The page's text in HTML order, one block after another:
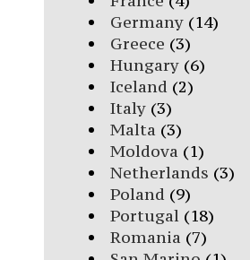
Germany(14)
Greece (3)
Hungary(6)
Iceland (2)
Italy(3)
Malta (3)
Moldova (1)
Netherlands (3)
Poland (9)
Portugal(18)
Romania (7)